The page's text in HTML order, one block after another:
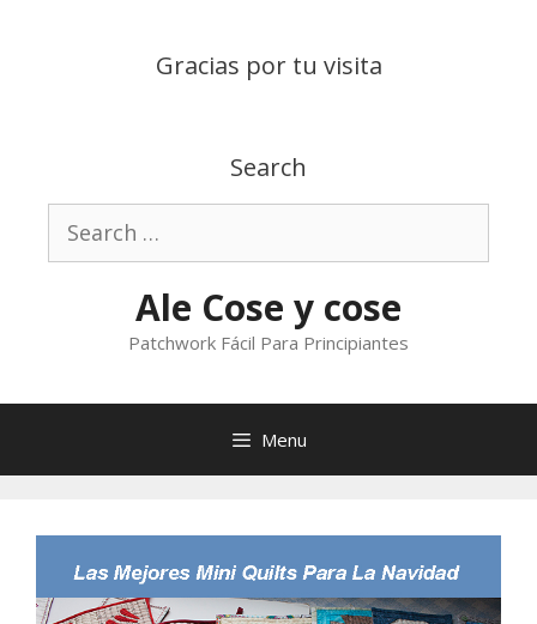
Gracias por tu visita
Search
Search
for:
Ale Cose y cose
Patchwork Fácil Para Principiantes
Menu